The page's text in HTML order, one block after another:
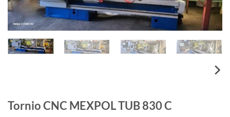
Tornio CNC MEXPOL TUB 830 C